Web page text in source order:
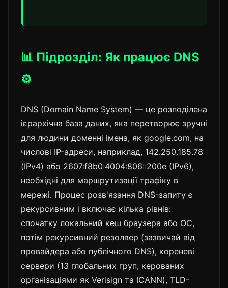
📊 Підрозділ: Як працює DNS
⚙️
DNS (Domain Name System) — це розподілена
ієрархічна база даних, яка перетворює зручні
для людини доменні імена, як google.com, на
числові IP-адреси, наприклад, 142.250.185.78
(IPv4) або 2607:f8b0:4004:806::200e (IPv6),
необхідні для маршрутизації трафіку в
мережі. Процес розв'язання DNS-запиту є
рекурсивним і включає кілька рівнів:
спочатку локальний кеш браузера або ОС,
потім рекурсивний резолвер (зазвичай від
провайдера або публічного DNS), кореневі
сервери (13 глобальних груп, керованих
організаціями як Verisign та ICANN), TLD-